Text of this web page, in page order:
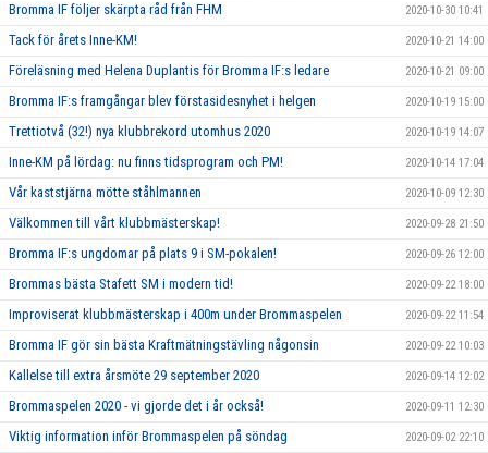
Bromma IF följer skärpta råd från FHM 2020-10-30 10:41
Tack för årets Inne-KM! 2020-10-21 14:00
Föreläsning med Helena Duplantis för Bromma IF:s ledare 2020-10-21 09:00
Bromma IF:s framgångar blev förstasidesnyhet i helgen 2020-10-19 15:00
Trettiotvå (32!) nya klubbrekord utomhus 2020 2020-10-19 14:07
Inne-KM på lördag: nu finns tidsprogram och PM! 2020-10-14 17:04
Vår kaststjärna mötte ståhlmannen 2020-10-09 12:30
Välkommen till vårt klubbmästerskap! 2020-09-28 21:50
Bromma IF:s ungdomar på plats 9 i SM-pokalen! 2020-09-26 12:00
Brommas bästa Stafett SM i modern tid! 2020-09-22 18:00
Improviserat klubbmästerskap i 400m under Brommaspelen 2020-09-22 11:54
Bromma IF gör sin bästa Kraftmätningstävling någonsin 2020-09-22 10:03
Kallelse till extra årsmöte 29 september 2020 2020-09-14 12:02
Brommaspelen 2020 - vi gjorde det i år också! 2020-09-11 12:30
Viktig information inför Brommaspelen på söndag 2020-09-02 22:10